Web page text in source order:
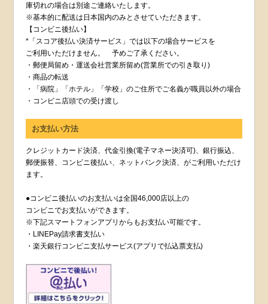
庫切れの場合は別途ご連絡いたします。
※基本的に配送は日本国内のみとさせていただきます。
【コンビニ後払い】
*「スコア後払い決済サービス」では以下の場合サービスを
ご利用いただけません。 予めご了承ください。
・郵便局留め・運送会社営業所留め(営業所での引き取り)
・商品の転送
・「病院」「ホテル」「学校」のご住所でご名義が職員以外の場合
・コンビニ店頭での受け渡し
お支払い方法
クレジットカード決済、代金引換(電子マネー決済可)、銀行振込、
郵便振替、コンビニ後払い、ネットバンク決済、がご利用いただけ
ます。
●コンビニ後払いのお支払いは全国46,000店以上の
コンビニでお支払いができます。
※下記スマートフォンアプリからもお支払い可能です。
・LINEPay請求書支払い
・楽天銀行コンビニ支払サービス(アプリで払込票支払)